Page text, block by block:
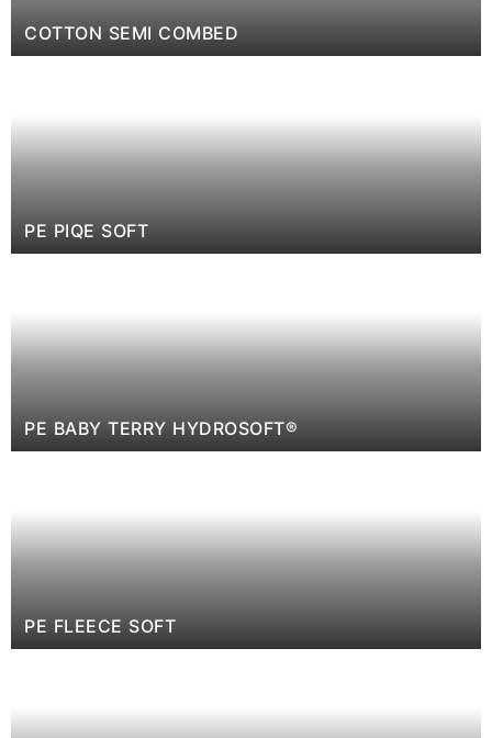
COTTON SEMI COMBED
PE PIQE SOFT
PE BABY TERRY HYDROSOFT®
PE FLEECE SOFT